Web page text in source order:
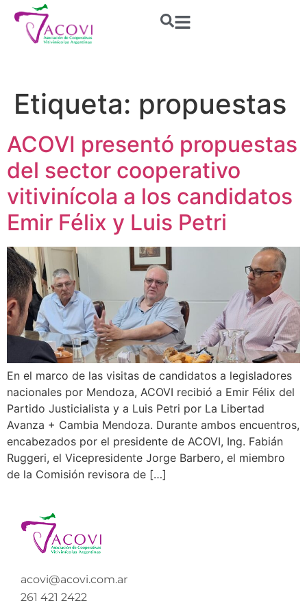
Etiqueta: propuestas
ACOVI presentó propuestas
del sector cooperativo
vitivinícola a los candidatos
Emir Félix y Luis Petri
En el marco de las visitas de candidatos a legisladores
nacionales por Mendoza, ACOVI recibió a Emir Félix del
Partido Justicialista y a Luis Petri por La Libertad
Avanza + Cambia Mendoza. Durante ambos encuentros,
encabezados por el presidente de ACOVI, Ing. Fabián
Ruggeri, el Vicepresidente Jorge Barbero, el miembro
de la Comisión revisora de […]
acovi@acovi.com.ar
261 421 2422